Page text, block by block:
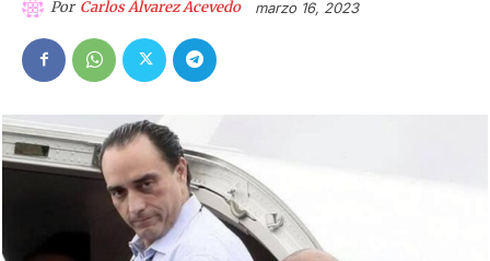
Por Carlos Álvarez Acevedo marzo 16, 2023